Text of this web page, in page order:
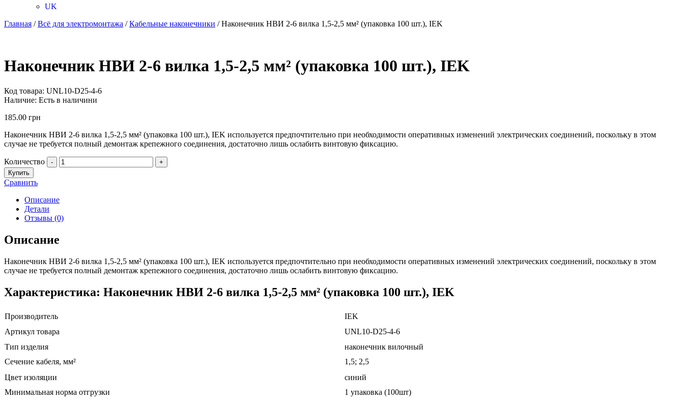
UK
Главная /Всё для электромонтажа /Кабельные наконечники / Наконечник НВИ 2-6 вилка 1,5-2,5 мм² (упаковка 100 шт.), IEK
Наконечник НВИ 2-6 вилка 1,5-2,5 мм² (упаковка 100 шт.), IEK
Код товара: UNL10-D25-4-6
Наличие: Есть в наличини
185.00 грн
Наконечник НВИ 2-6 вилка 1,5-2,5 мм² (упаковка 100 шт.), IEK используется предпочтительно при необходимости оперативных изменений электрических соединений, поскольку в этом
случае не требуется полный демонтаж крепежного соединения, достаточно лишь ослабить винтовую фиксацию.
Количество -
+
Купить
Сравнить
Описание
Детали
Отзывы (0)
Описание
Наконечник НВИ 2-6 вилка 1,5-2,5 мм² (упаковка 100 шт.), IEK используется предпочтительно при необходимости оперативных изменений электрических соединений, поскольку в этом
случае не требуется полный демонтаж крепежного соединения, достаточно лишь ослабить винтовую фиксацию.
Характеристика: Наконечник НВИ 2-6 вилка 1,5-2,5 мм² (упаковка 100 шт.), IEK
Производитель
IEK
Артикул товара
UNL10-D25-4-6
Тип изделия
наконечник вилочный
Сечение кабеля, мм²
1,5; 2,5
Цвет изоляции
синий
Минимальная норма отгрузки
1 упаковка (100шт)